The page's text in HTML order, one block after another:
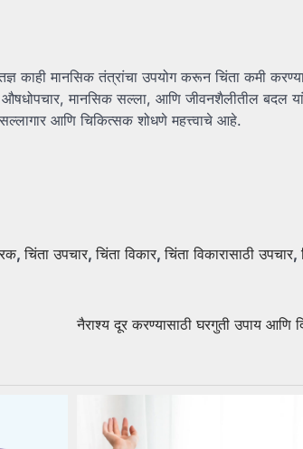
काही मानसिक तंत्रांचा उपयोग करून चिंता कमी
मानसिक सल्ला, आणि जीवनशैलीतील बदल
आणि चिकित्सक शोधणे महत्त्वाचे आहे.
,चिंता उपचार,चिंता विकार,चिंता विकारासाठी उपचार,
नैराश्य दूर करण्यासाठी घरगुती उपाय आणि